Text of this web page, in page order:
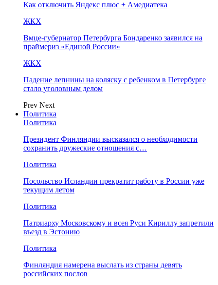
Как отключить Яндекс плюс + Амедиатека
ЖКХ
Вмце-губернатор Петербурга Бондаренко заявился на
праймериз «Единой России»
ЖКХ
Падение лепнины на коляску с ребенком в Петербурге
стало уголовным делом
Prev Next
Политика
Политика
Президент Финляндии высказался о необходимости
сохранить дружеские отношения с…
Политика
Посольство Исландии прекратит работу в России уже
текущим летом
Политика
Патриарху Московскому и всея Руси Кириллу запретили
въезд в Эстонию
Политика
Финляндия намерена выслать из страны девять
российских послов